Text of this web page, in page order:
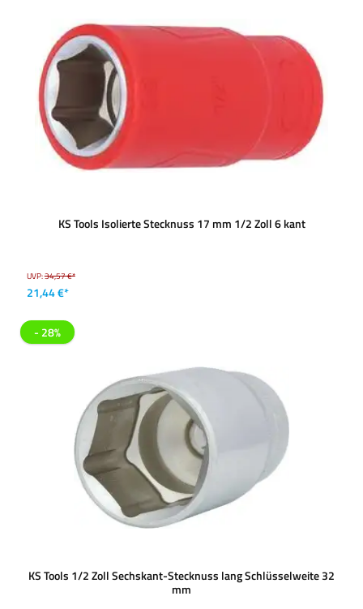
KS Tools Isolierte Stecknuss 17 mm 1/2 Zoll 6 kant
UVP:34,57 €*
21,44 €*
- 28%
KS Tools 1/2 Zoll Sechskant-Stecknuss lang Schlüsselweite 32
mm